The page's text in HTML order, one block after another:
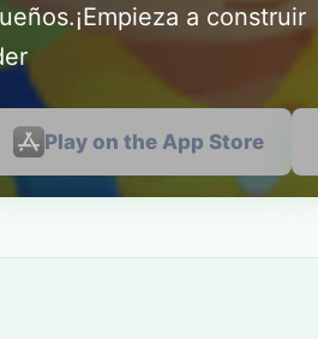
a construir
Play on the App Store